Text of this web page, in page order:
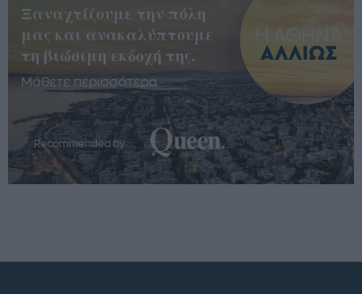
Ξαναχτίζουμε την πόλη
μας και ανακαλύπτουμε
τη βιώσιμη εκδοχή της.
Μάθετε περισσότερα
Recommended by